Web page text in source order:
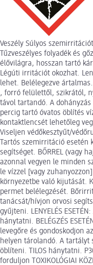
Veszély Súlyos
Tűzveszélyes folyadék és
élővilágra, hosszan tartó
Légúti irritációt okozhat.
lehet. Belélegezve
, forró felülettől, szikrától,
távol tartandó. A dohányzás
percig tartó óvatos öblítés
kontaktlencsét lehetőleg
Viseljen védőkesztyűt/
Tartós szemirritáció
segítséget. BŐRREL (vagy
azonnal vegyen le minden
le vízzel [vagy
környezetbe való kijutását.
permet belélegzését.
tanácsát/hívjon orvosi
gyűjteni. LENYELÉS
hánytatni. BELÉGZÉS
levegőre és gondoskodjon
helyen tárolandó. A tartályt
öblíteni. TILOS hánytatni.
forduljon TOXIKOLÓGIAI